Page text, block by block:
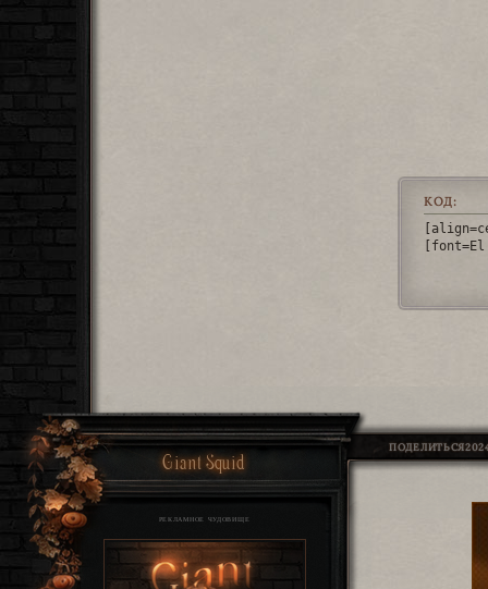
КОД:
[font=El
ПОДЕЛИТЬСЯ
Giant Squid
РЕКЛАМНОЕ ЧУДОВИЩЕ